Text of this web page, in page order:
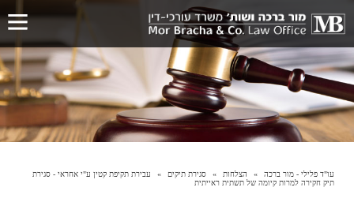
עו"ד פלילי - מור ברכה הצלחות סגירת תיקים
עבירת תקיפת קטין ע"י אחראי - סגירת
תיק חקירה למרות קיומה של תשתית ראייתית